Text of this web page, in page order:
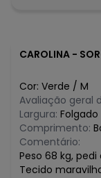
Composição:
CAROLINA -
Cor: Verde / M
Avaliação geral
Largura: Folgado
Comprimento:
Comentário:
Peso 68 kg,
Tecido